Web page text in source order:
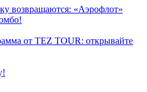
возвращаются: «Аэрофлот»
от TEZ TOUR: открывайте